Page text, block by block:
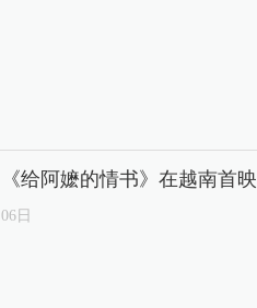
《给阿嬷的情书》在越南首映
06日